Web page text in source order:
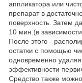
аппликатора или
препарат в
поверхность. Затем
10 мин.(в
После этого -
остатки с помощью
одновременно удаляя
эффективности
Средство также